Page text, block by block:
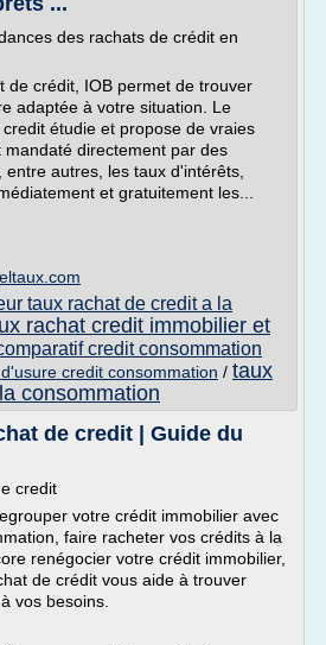
des rachats de crédit en
de crédit, IOB permet de trouver
adaptée à votre situation. Le
étudie et propose de vraies
mandaté directement par des
autres, les taux d'intérêts,
et gratuitement les...
taux rachat de credit a la
rachat credit immobilier et
credit consommation
credit consommation / taux
consommation
de credit | Guide du
credit
votre crédit immobilier avec
faire racheter vos crédits à la
renégocier votre crédit immobilier,
de crédit vous aide à trouver
vos besoins.